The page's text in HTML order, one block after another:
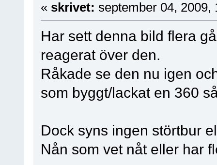
« skrivet: september 04, 2009,
Har sett denna bild flera
reagerat över den.
Råkade se den nu igen
som byggt/lackat en 360
Dock syns ingen störtbur
Nån som vet nåt eller har